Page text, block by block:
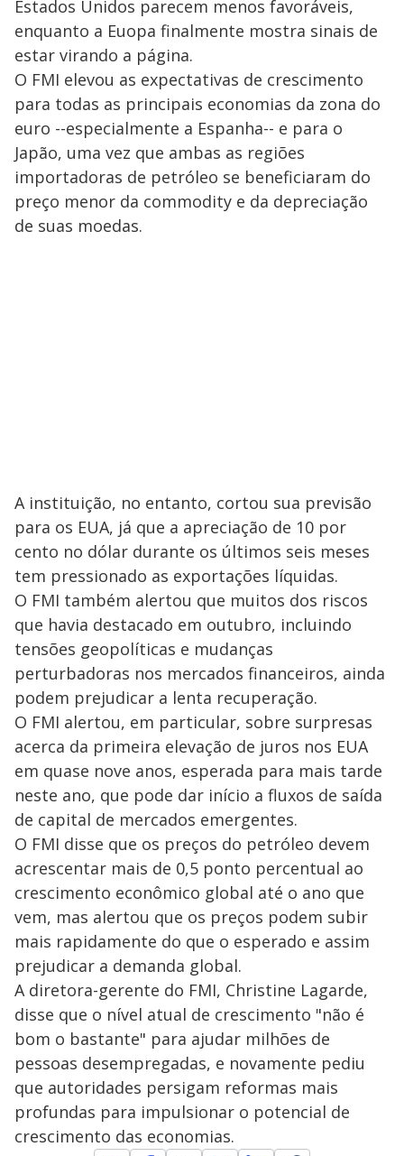
Estados Unidos parecem menos favoráveis,
enquanto a Euopa finalmente mostra sinais de
estar virando a página.
O FMI elevou as expectativas de crescimento
para todas as principais economias da zona do
euro --especialmente a Espanha-- e para o
Japão, uma vez que ambas as regiões
importadoras de petróleo se beneficiaram do
preço menor da commodity e da depreciação
de suas moedas.
A instituição, no entanto, cortou sua previsão
para os EUA, já que a apreciação de 10 por
cento no dólar durante os últimos seis meses
tem pressionado as exportações líquidas.
O FMI também alertou que muitos dos riscos
que havia destacado em outubro, incluindo
tensões geopolíticas e mudanças
perturbadoras nos mercados financeiros, ainda
podem prejudicar a lenta recuperação.
O FMI alertou, em particular, sobre surpresas
acerca da primeira elevação de juros nos EUA
em quase nove anos, esperada para mais tarde
neste ano, que pode dar início a fluxos de saída
de capital de mercados emergentes.
O FMI disse que os preços do petróleo devem
acrescentar mais de 0,5 ponto percentual ao
crescimento econômico global até o ano que
vem, mas alertou que os preços podem subir
mais rapidamente do que o esperado e assim
prejudicar a demanda global.
A diretora-gerente do FMI, Christine Lagarde,
disse que o nível atual de crescimento "não é
bom o bastante" para ajudar milhões de
pessoas desempregadas, e novamente pediu
que autoridades persigam reformas mais
profundas para impulsionar o potencial de
crescimento das economias.